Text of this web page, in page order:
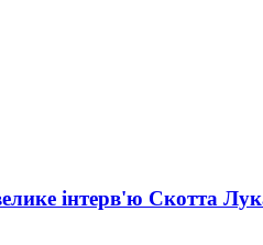
інтерв'ю Скотта